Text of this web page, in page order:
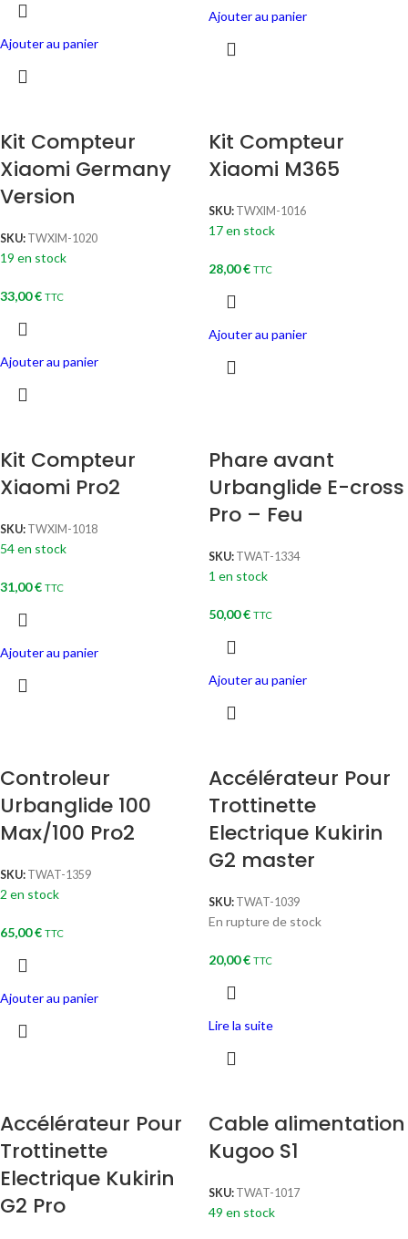
Ajouter au panier
Ajouter au panier
Kit Compteur
Xiaomi Germany
Version
SKU: TWXIM-1020
19 en stock
33,00€ TTC
Ajouter au panier
Kit Compteur
Xiaomi M365
SKU: TWXIM-1016
17 en stock
28,00€ TTC
Ajouter au panier
Kit Compteur
Xiaomi Pro2
SKU: TWXIM-1018
54 en stock
31,00€ TTC
Ajouter au panier
Phare avant
Urbanglide E-cross
Pro – Feu
SKU: TWAT-1334
1 en stock
50,00€ TTC
Ajouter au panier
Controleur
Urbanglide 100
Max/100 Pro2
SKU: TWAT-1359
2 en stock
65,00€ TTC
Ajouter au panier
Accélérateur Pour
Trottinette
Electrique Kukirin
G2 master
SKU: TWAT-1039
En rupture de stock
20,00€ TTC
Lire la suite
Accélérateur Pour
Trottinette
Electrique Kukirin
G2 Pro
Cable alimentation
Kugoo S1
SKU: TWAT-1017
49 en stock